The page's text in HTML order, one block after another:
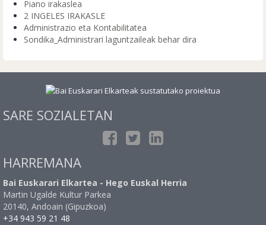
Piano irakaslea
2 INGELES IRAKASLE
Administrazio eta Kontabilitatea
Sondika_Administrari laguntzaileak behar dira
SARE SOZIALETAN
HARREMANA
Bai Euskarari Elkartea - Hego Euskal Herria
Martin Ugalde Kultur Parkea
20140, Andoain (Gipuzkoa)
+34 943 59 21 48